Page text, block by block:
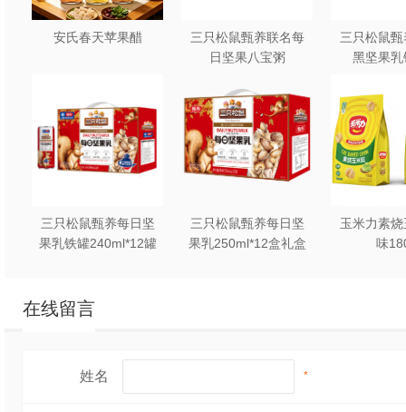
安氏春天苹果醋
三只松鼠甄养联名每
日坚果八宝粥
三只松鼠
黑坚果乳
三只松鼠甄养每日坚
果乳铁罐240ml*12罐
三只松鼠甄养每日坚
果乳250ml*12盒礼盒
玉米力素
味
在线留言
姓名 *